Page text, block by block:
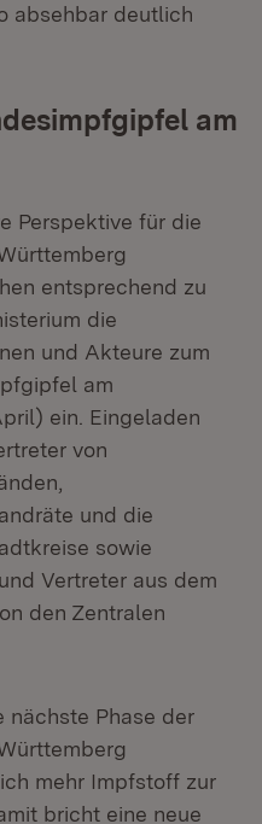
absehbar deutlich
am
Perspektive für die
entsprechend zu
die
und Akteure zum
am
ein. Eingeladen
von
und die
sowie
Vertreter aus dem
den Zentralen
nächste Phase der
mehr Impfstoff zur
bricht eine neue